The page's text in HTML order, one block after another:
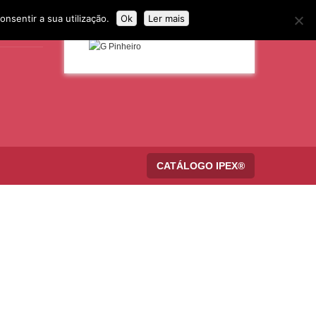
CATÁLOGO IPEX®
a sua utilização. Ok Ler mais